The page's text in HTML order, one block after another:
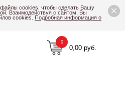
×
файлы cookies, чтобы сделать Вашу
Взаимодействуя с сайтом, Вы
cookies. Подробная информация о
0,00 руб.
0